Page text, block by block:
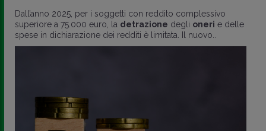
Dall’anno 2025, per i soggetti con reddito complessivo
superiore a 75.000 euro, la detrazione degli oneri e delle
spese in dichiarazione dei redditi è limitata. Il nuovo..